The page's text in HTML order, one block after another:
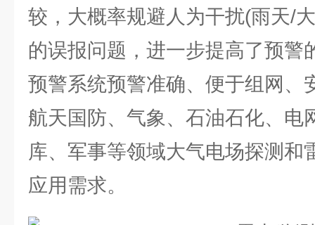
较，大概率规避人为干扰(雨天/
的误报问题，进一步提高了预警
预警系统预警准确、便于组网、
航天国防、气象、石油石化、电
库、军事等领域大气电场探测和
应用需求。